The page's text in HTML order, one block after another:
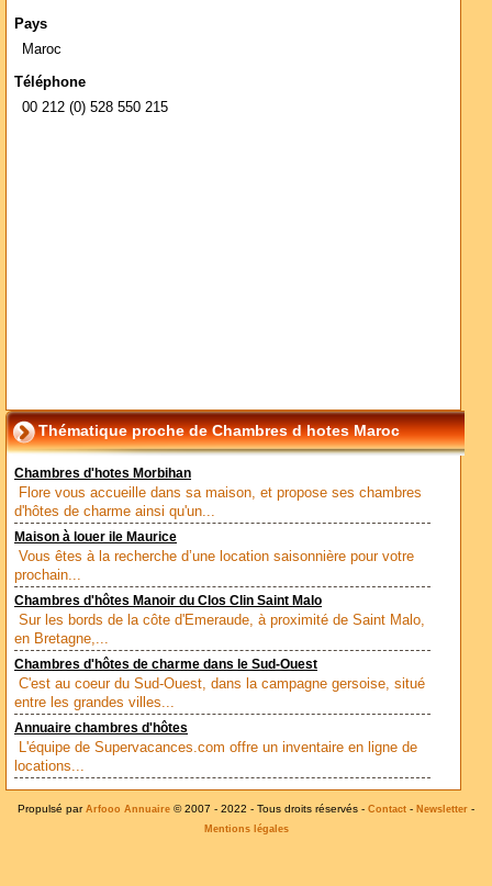
Pays
Maroc
Téléphone
00 212 (0) 528 550 215
Thématique proche de Chambres d hotes Maroc
Chambres d'hotes Morbihan
Flore vous accueille dans sa maison, et propose ses chambres
d'hôtes de charme ainsi qu'un...
Maison à louer ile Maurice
Vous êtes à la recherche d’une location saisonnière pour votre
prochain...
Chambres d'hôtes Manoir du Clos Clin Saint Malo
Sur les bords de la côte d'Emeraude, à proximité de Saint Malo,
en Bretagne,...
Chambres d'hôtes de charme dans le Sud-Ouest
C'est au coeur du Sud-Ouest, dans la campagne gersoise, situé
entre les grandes villes...
Annuaire chambres d'hôtes
L'équipe de Supervacances.com offre un inventaire en ligne de
locations...
Propulsé par Arfooo Annuaire © 2007 - 2022 - Tous droits réservés - Contact - Newsletter -
Mentions légales